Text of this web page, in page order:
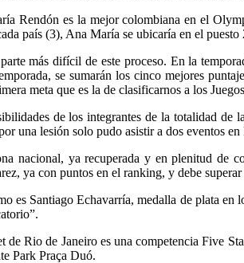
Rendón es la mejor colombiana en el
país (3), Ana María se ubicaría en el
más difícil de este proceso. En la
se sumarán los cinco mejores
meta que es la de clasificarnos a los
de los integrantes de la totalidad
una lesión solo pudo asistir a dos eventos
nacional, ya recuperada y en plenitud de
ya con puntos en el ranking, y debe
es Santiago Echavarría, medalla de plata
Rio de Janeiro es una competencia Five
Park Praça Duó.